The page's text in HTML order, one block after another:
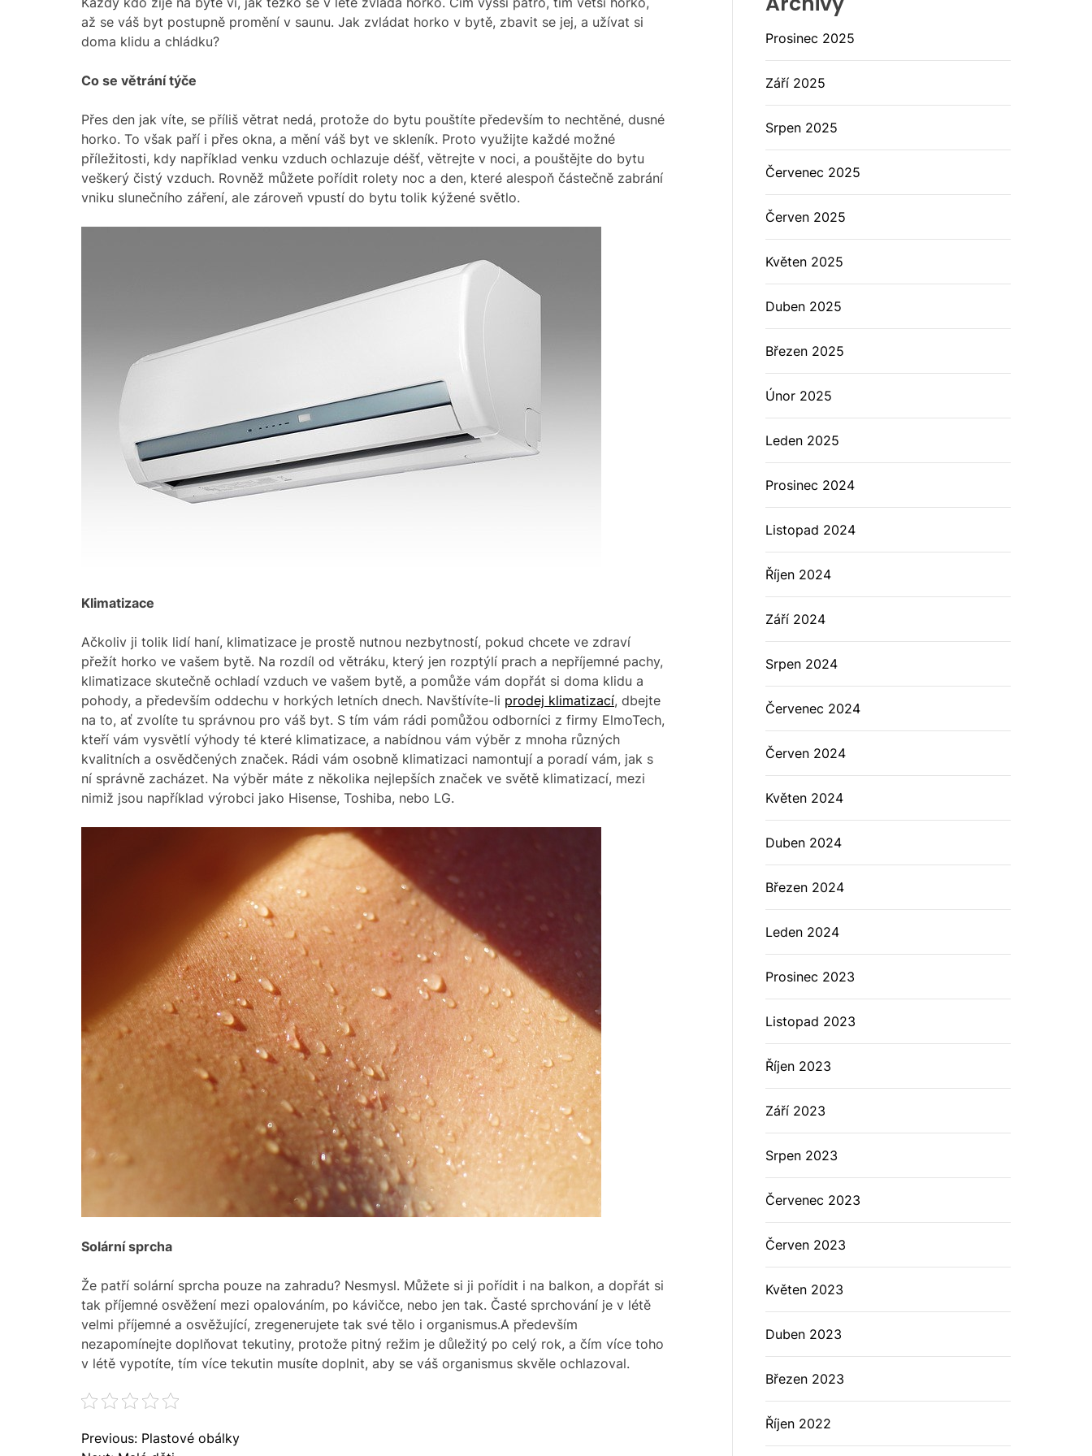
až se váš byt postupně promění v saunu. Jak zvládat horko v bytě, zbavit se jej, a užívat si
doma klidu a chládku?
Co se větrání týče
Přes den jak víte, se příliš větrat nedá, protože do bytu pouštíte především to nechtěné, dusné
horko. To však paří i přes okna, a mění váš byt ve skleník. Proto využijte každé možné
příležitosti, kdy například venku vzduch ochlazuje déšť, větrejte v noci, a pouštějte do bytu
veškerý čistý vzduch. Rovněž můžete pořídit rolety noc a den, které alespoň částečně zabrání
vniku slunečního záření, ale zároveň vpustí do bytu tolik kýžené světlo.
Klimatizace
Ačkoliv ji tolik lidí haní, klimatizace je prostě nutnou nezbytností, pokud chcete ve zdraví
přežít horko ve vašem bytě. Na rozdíl od větráku, který jen rozptýlí prach a nepříjemné pachy,
klimatizace skutečně ochladí vzduch ve vašem bytě, a pomůže vám dopřát si doma klidu a
pohody, a především oddechu v horkých letních dnech. Navštívíte-li prodej klimatizací, dbejte
na to, ať zvolíte tu správnou pro váš byt. S tím vám rádi pomůžou odborníci z firmy ElmoTech,
kteří vám vysvětlí výhody té které klimatizace, a nabídnou vám výběr z mnoha různých
kvalitních a osvědčených značek. Rádi vám osobně klimatizaci namontují a poradí vám, jak s
ní správně zacházet. Na výběr máte z několika nejlepších značek ve světě klimatizací, mezi
nimiž jsou například výrobci jako Hisense, Toshiba, nebo LG.
Solární sprcha
Že patří solární sprcha pouze na zahradu? Nesmysl. Můžete si ji pořídit i na balkon, a dopřát si
tak příjemné osvěžení mezi opalováním, po kávičce, nebo jen tak. Časté sprchování je v létě
velmi příjemné a osvěžující, zregenerujete tak své tělo i organismus.A především
nezapomínejte doplňovat tekutiny, protože pitný režim je důležitý po celý rok, a čím více toho
v létě vypotíte, tím více tekutin musíte doplnit, aby se váš organismus skvěle ochlazoval.
N
Previous: Plastové obálky
Prosinec 2025
Září 2025
Srpen 2025
Červenec 2025
Červen 2025
Květen 2025
Duben 2025
Březen 2025
Únor 2025
Leden 2025
Prosinec 2024
Listopad 2024
Říjen 2024
Září 2024
Srpen 2024
Červenec 2024
Červen 2024
Květen 2024
Duben 2024
Březen 2024
Leden 2024
Prosinec 2023
Listopad 2023
Říjen 2023
Září 2023
Srpen 2023
Červenec 2023
Červen 2023
Květen 2023
Duben 2023
Březen 2023
Říjen 2022